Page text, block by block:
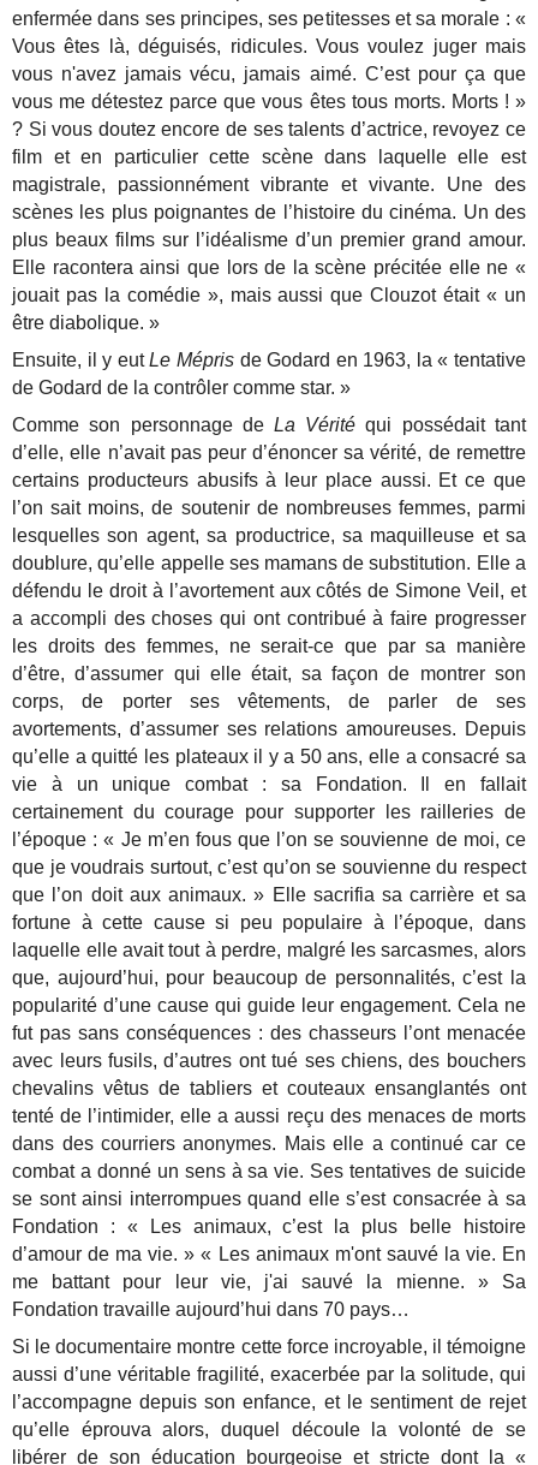
enfermée dans ses principes, ses petitesses et sa morale : «
Vous êtes là, déguisés, ridicules. Vous voulez juger mais
vous n'avez jamais vécu, jamais aimé. C’est pour ça que
vous me détestez parce que vous êtes tous morts. Morts ! »
? Si vous doutez encore de ses talents d’actrice, revoyez ce
film et en particulier cette scène dans laquelle elle est
magistrale, passionnément vibrante et vivante. Une des
scènes les plus poignantes de l’histoire du cinéma. Un des
plus beaux films sur l’idéalisme d’un premier grand amour.
Elle racontera ainsi que lors de la scène précitée elle ne «
jouait pas la comédie », mais aussi que Clouzot était « un
être diabolique. »
Ensuite, il y eutLe Mépris de Godard en 1963, la « tentative
de Godard de la contrôler comme star. »
Comme son personnage de La Véritéqui possédait tant
d’elle, elle n’avait pas peur d’énoncer sa vérité, de remettre
certains producteurs abusifs à leur place aussi. Et ce que
l’on sait moins, de soutenir de nombreuses femmes, parmi
lesquelles son agent, sa productrice, sa maquilleuse et sa
doublure, qu’elle appelle ses mamans de substitution. Elle a
défendu le droit à l’avortement aux côtés de Simone Veil, et
a accompli des choses qui ont contribué à faire progresser
les droits des femmes, ne serait-ce que par sa manière
d’être, d’assumer qui elle était, sa façon de montrer son
corps, de porter ses vêtements, de parler de ses
avortements, d’assumer ses relations amoureuses. Depuis
qu’elle a quitté les plateaux il y a 50 ans, elle a consacré sa
vie à un unique combat : sa Fondation. Il en fallait
certainement du courage pour supporter les railleries de
l’époque : « Je m’en fous que l’on se souvienne de moi, ce
que je voudrais surtout, c’est qu’on se souvienne du respect
que l’on doit aux animaux. » Elle sacrifia sa carrière et sa
fortune à cette cause si peu populaire à l’époque, dans
laquelle elle avait tout à perdre, malgré les sarcasmes, alors
que, aujourd’hui, pour beaucoup de personnalités, c’est la
popularité d’une cause qui guide leur engagement. Cela ne
fut pas sans conséquences : des chasseurs l’ont menacée
avec leurs fusils, d’autres ont tué ses chiens, des bouchers
chevalins vêtus de tabliers et couteaux ensanglantés ont
tenté de l’intimider, elle a aussi reçu des menaces de morts
dans des courriers anonymes. Mais elle a continué car ce
combat a donné un sens à sa vie. Ses tentatives de suicide
se sont ainsi interrompues quand elle s’est consacrée à sa
Fondation : « Les animaux, c’est la plus belle histoire
d’amour de ma vie. » « Les animaux m'ont sauvé la vie. En
me battant pour leur vie, j'ai sauvé la mienne. » Sa
Fondation travaille aujourd’hui dans 70 pays…
Si le documentaire montre cette force incroyable, il témoigne
aussi d’une véritable fragilité, exacerbée par la solitude, qui
l’accompagne depuis son enfance, et le sentiment de rejet
qu’elle éprouva alors, duquel découle la volonté de se
libérer de son éducation bourgeoise et stricte dont la «